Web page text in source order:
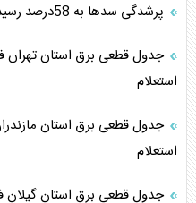
پرشدگی سدها به 58درصد رسید
استعلام
استعلام